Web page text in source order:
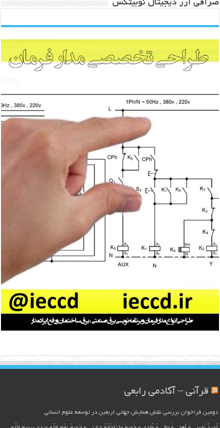
صرافی ارز دیجیتال نوبیتکس
قرآنی – آکادمی رابعی
دومین فراخوان بررسی نقش همایش جهانی اربعین در توسعه علوم انسانی